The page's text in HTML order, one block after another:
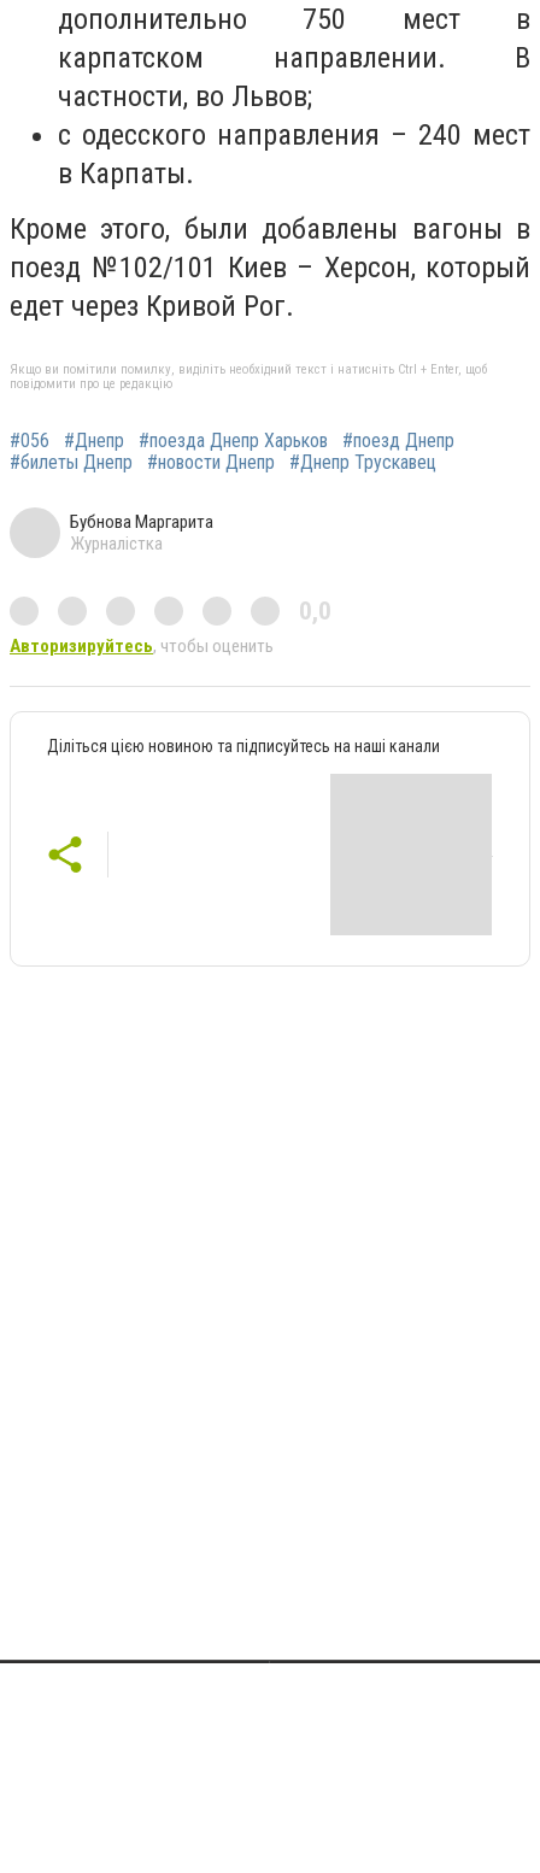
дополнительно 750 мест в
карпатском направлении. В
частности, во Львов;
с одесского направления – 240 мест
в Карпаты.
Кроме этого, были добавлены вагоны в
поезд №102/101 Киев – Херсон, который
едет через Кривой Рог.
Якщо ви помітили помилку, виділіть необхідний текст і натисніть Ctrl + Enter, щоб
повідомити про це редакцію
#056 #Днепр #поезда Днепр Харьков
#поезд Днепр
#билеты Днепр
#новости Днепр #Днепр Трускавец
Бубнова Маргарита
Журналістка
0,0
Авторизируйтесь, чтобы оценить
Діліться цією новиною та підписуйтесь на наші канали